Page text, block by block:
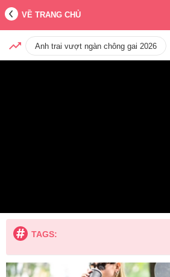
VỀ TRANG CHỦ
Anh trai vượt ngàn chông gai 2026
TAGS: